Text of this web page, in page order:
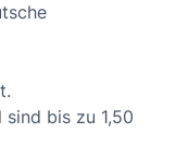
bis zu 1,50